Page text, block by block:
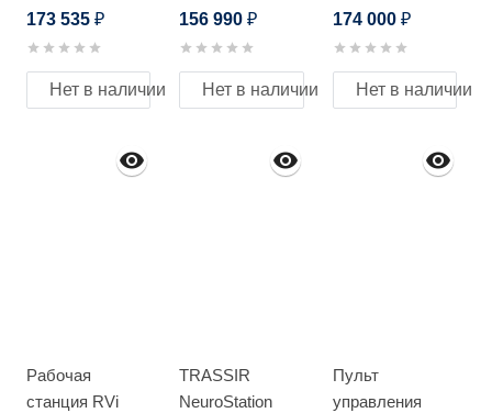
173 535 ₽
Нет в наличии
156 990₽
Нет в наличии
174 000 ₽
Нет в наличии
Рабочая
станция RVi
TRASSIR
NeuroStation
Пульт
управления